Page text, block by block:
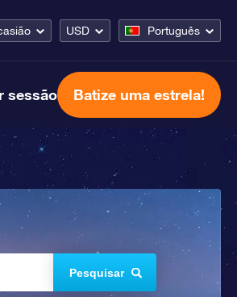
USD Português
sessão Batize uma estrela!
Pesquisar